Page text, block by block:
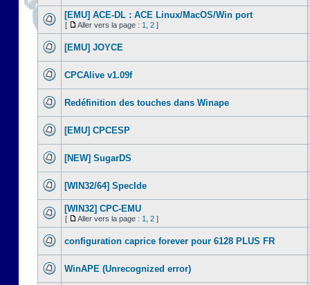
[EMU] ACE-DL : ACE Linux/MacOS/Win port
[ Aller vers la page : 1 2 ]
[EMU] JOYCE
CPCAlive v1.09f
Redéfinition des touches dans Winape
[EMU] CPCESP
[NEW] SugarDS
[WIN32/64] SpecIde
[WIN32] CPC-EMU
[ Aller vers la page : 1 2 ]
configuration caprice forever pour 6128 PLUS FR
WinAPE (Unrecognized error)